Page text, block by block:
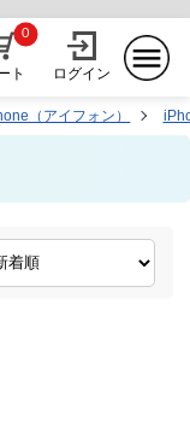
ト
0
ログイン
（アイフォン）